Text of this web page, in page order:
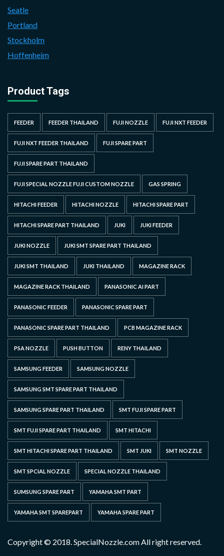
Seatle
Portland
Stockholm
Hoffenheim
Product Tags
FEEDER FEEDER THAILAND FUJI NOZZLE FUJI NXT FEEDER
FUJI NXT FEEDER THAILAND FUJI SPARE PART
FUJI SPARE PART THAILAND
FUJI SPECIAL NOZZLE FUJI CUSTOM NOZZLE GAS SPRING
HITACHI FEEDER HITACHI NOZZLE HITACHI SPARE PART
HITACHI SPARE PART THAILAND JUKI JUKI FEEDER
JUKI NOZZLE JUKI SMT SPARE PART THAILAND
JUKI SMT THAILAND JUKI THAILAND MAGAZINE RACK
MAGAZINE RACK THAILAND PANASONIC AI PART
PANASONIC FEEDER PANASONIC SPARE PART
PANASONIC SPARE PART THAILAND PCB MAGAZINE RACK
PSA NOZZLE PUSH BUTTON RENY THAILAND
SAMSUNG FEEDER SAMSUNG NOZZLE
SAMSUNG SMT SPARE PART THAILAND
SAMSUNG SPARE PART THAILAND SMT FUJI SPARE PART
SMT FUJI SPARE PART THAILAND SMT HITACHI
SMT HITACHI SPARE PART THAILAND SMT JUKI SMT NOZZLE
SMT SPCIAL NOZZLE SPECIAL NOZZLE THAILAND
SUMSUNG SPARE PART YAMAHA SMT PART
YAMAHA SMT SPAREPART YAMAHA SPARE PART
Copyright © 2018. SpecialNozzle.com All right reserved.